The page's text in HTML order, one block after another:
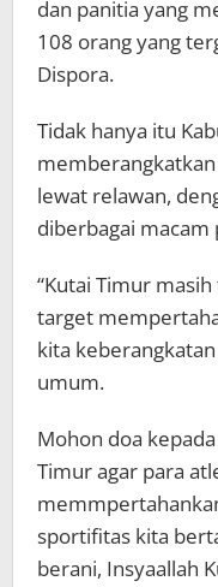
dan panitia yang
108 orang yang
Dispora.
Tidak hanya itu
lewat relawan,
diberbagai macam
“Kutai Timur
target
kita
umum.
Mohon doa
Timur agar para
sportifitas kita
berani, Insyaallah